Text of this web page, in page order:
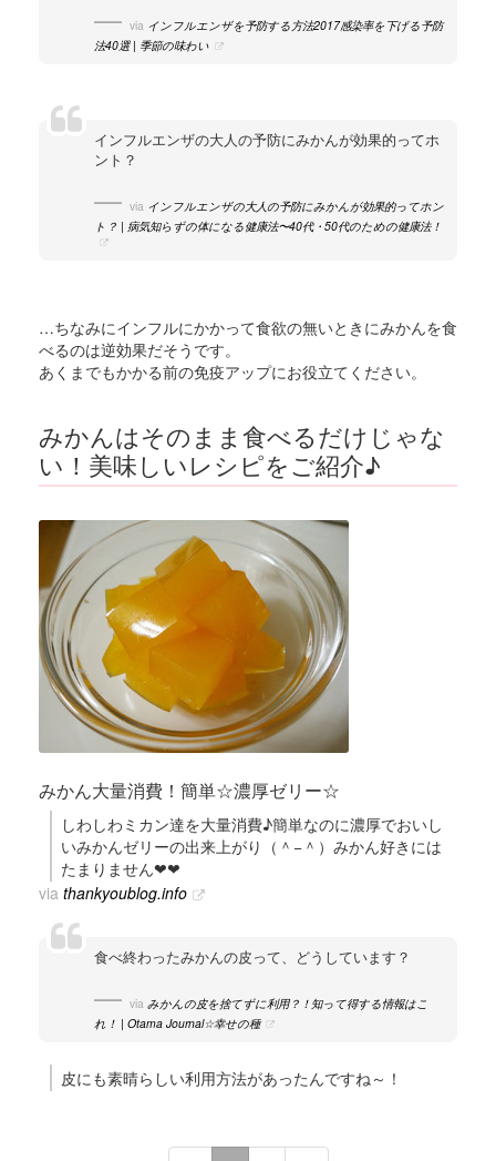
via インフルエンザを予防する方法2017感染率を下げる予防
法40選 | 季節の味わい
インフルエンザの大人の予防にみかんが効果的ってホ
ント？
via インフルエンザの大人の予防にみかんが効果的ってホン
ト？ | 病気知らずの体になる健康法〜40代・50代のための健康法！
…ちなみにインフルにかかって食欲の無いときにみかんを食
べるのは逆効果だそうです。
あくまでもかかる前の免疫アップにお役立てください。
みかんはそのまま食べるだけじゃな
い！美味しいレシピをご紹介♪
みかん大量消費！簡単☆濃厚ゼリー☆
しわしわミカン達を大量消費♪簡単なのに濃厚でおいし
いみかんゼリーの出来上がり（＾−＾）みかん好きには
たまりません❤❤
via thankyoublog.info
食べ終わったみかんの皮って、どうしています？
via みかんの皮を捨てずに利用？！知って得する情報はこ
れ！ | Otama Journal☆幸せの種
皮にも素晴らしい利用方法があったんですね～！